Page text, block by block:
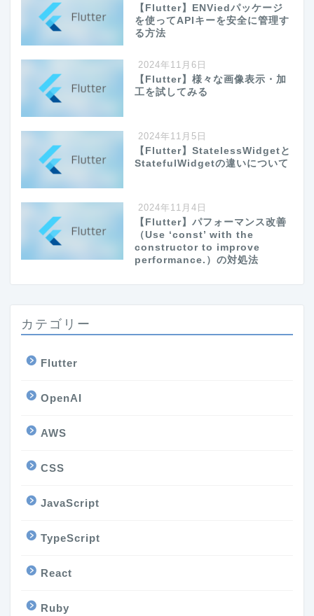
【Flutter】ENViedパッケージ
を使ってAPIキーを安全に管理す
る方法
2024年11月6日
【Flutter】様々な画像表示・加
工を試してみる
2024年11月5日
【Flutter】StatelessWidgetと
StatefulWidgetの違いについて
2024年11月4日
【Flutter】パフォーマンス改善
（Use ‘const’ with the
constructor to improve
performance.）の対処法
カテゴリー
Flutter
OpenAI
AWS
CSS
JavaScript
TypeScript
React
Ruby